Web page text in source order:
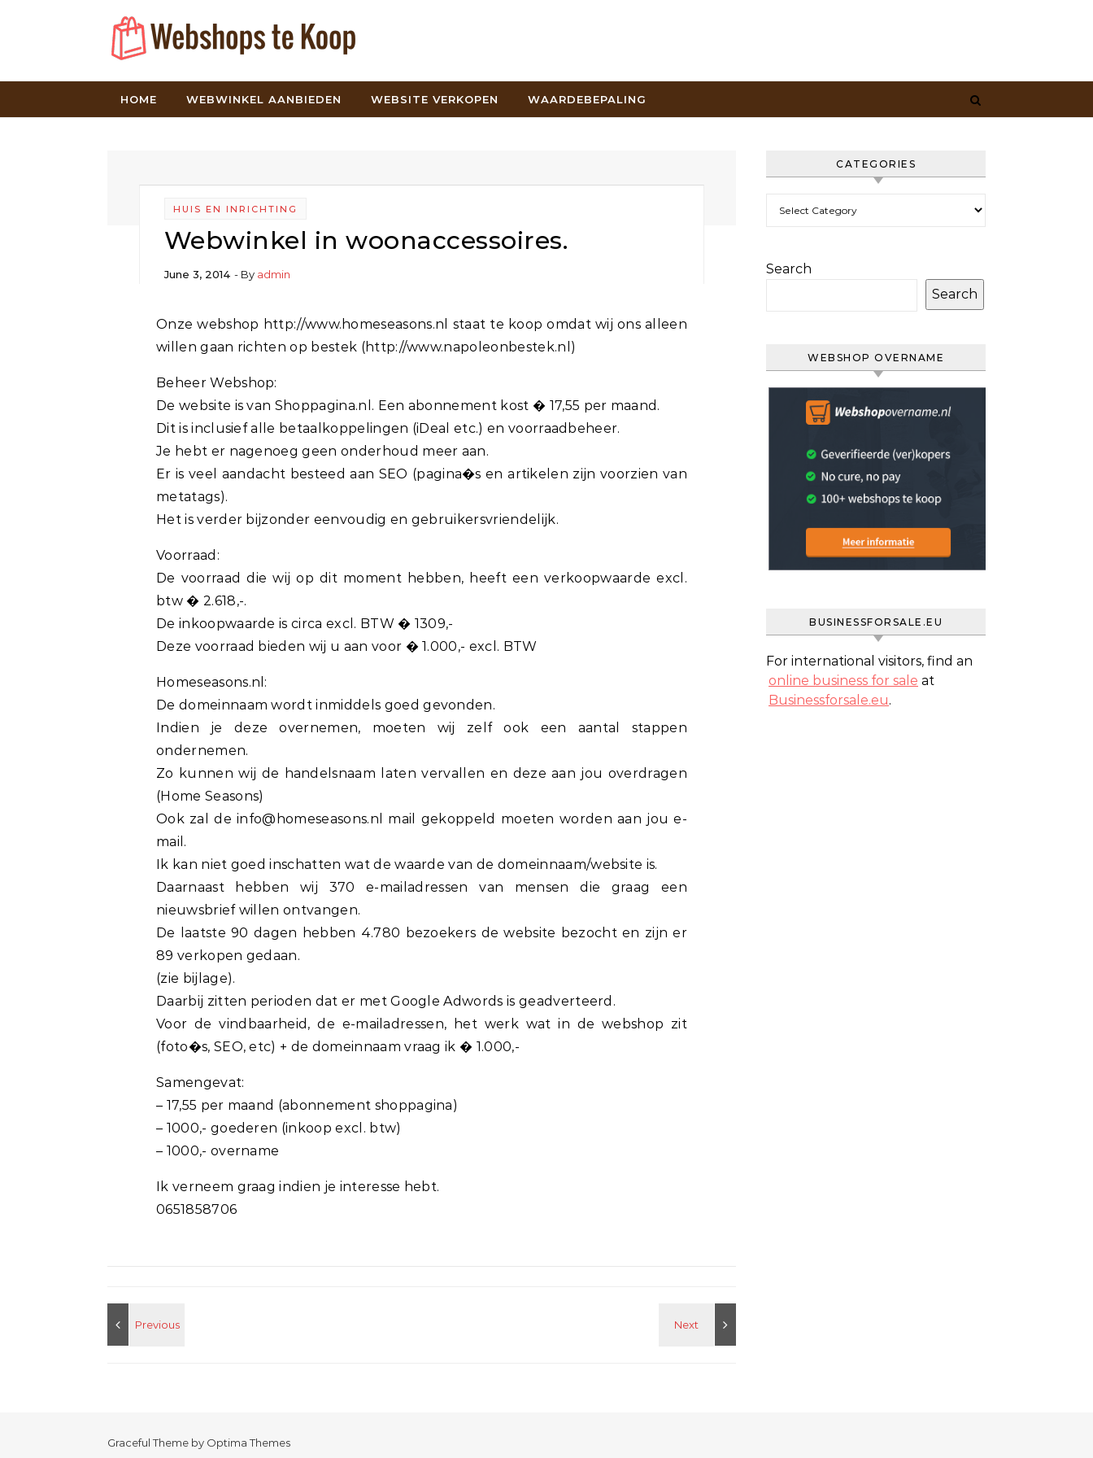
HOME WEBWINKEL AANBIEDEN WEBSITE VERKOPEN WAARDEBEPALING
HUIS EN INRICHTING
Webwinkel in woonaccessoires.
June 3, 2014 - By admin
Onze webshop http://www.homeseasons.nl staat te koop omdat wij ons alleen
willen gaan richten op bestek (http://www.napoleonbestek.nl)
Beheer Webshop:
De website is van Shoppagina.nl. Een abonnement kost � 17,55 per maand.
Dit is inclusief alle betaalkoppelingen (iDeal etc.) en voorraadbeheer.
Je hebt er nagenoeg geen onderhoud meer aan.
Er is veel aandacht besteed aan SEO (pagina�s en artikelen zijn voorzien van
metatags).
Het is verder bijzonder eenvoudig en gebruikersvriendelijk.
Voorraad:
De voorraad die wij op dit moment hebben, heeft een verkoopwaarde excl.
btw � 2.618,-.
De inkoopwaarde is circa excl. BTW � 1309,-
Deze voorraad bieden wij u aan voor � 1.000,- excl. BTW
Homeseasons.nl:
De domeinnaam wordt inmiddels goed gevonden.
Indien je deze overnemen, moeten wij zelf ook een aantal stappen
ondernemen.
Zo kunnen wij de handelsnaam laten vervallen en deze aan jou overdragen
(Home Seasons)
Ook zal de info@homeseasons.nl mail gekoppeld moeten worden aan jou e-
mail.
Ik kan niet goed inschatten wat de waarde van de domeinnaam/website is.
Daarnaast hebben wij 370 e-mailadressen van mensen die graag een
nieuwsbrief willen ontvangen.
De laatste 90 dagen hebben 4.780 bezoekers de website bezocht en zijn er
89 verkopen gedaan.
(zie bijlage).
Daarbij zitten perioden dat er met Google Adwords is geadverteerd.
Voor de vindbaarheid, de e-mailadressen, het werk wat in de webshop zit
(foto�s, SEO, etc) + de domeinnaam vraag ik � 1.000,-
Samengevat:
– 17,55 per maand (abonnement shoppagina)
– 1000,- goederen (inkoop excl. btw)
– 1000,- overname
Ik verneem graag indien je interesse hebt.
0651858706
CATEGORIES
Search
Search
WEBSHOP OVERNAME
BUSINESSFORSALE.EU
For international visitors, find an
online business for sale at
Businessforsale.eu.
Graceful Theme by Optima Themes